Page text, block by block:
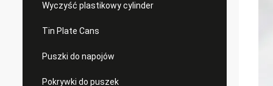
Wyczyść plastikowy cylinder
Tin Plate Cans
Puszki do napojów
Pokrywki do puszek